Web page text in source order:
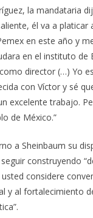
la mandataria
él va a platicar
en este año y
en el instituto de
director (…) Yo
con Víctor y sé
excelente trabajo.
de México.”
a Sheinbaum su
construyendo
considere
y al fortalecimiento